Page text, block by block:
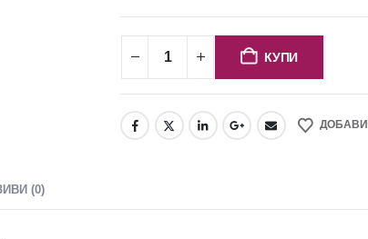
КУПИ
(0)